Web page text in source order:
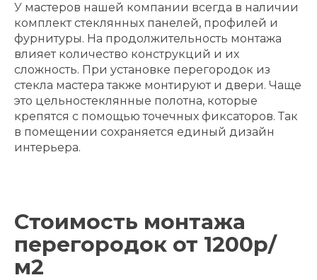
У мастеров нашей компании всегда в наличии
комплект стеклянных панелей, профилей и
фурнитуры. На продолжительность монтажа
влияет количество конструкций и их
сложность. При установке перегородок из
стекла мастера также монтируют и двери. Чаще
это цельностеклянные полотна, которые
крепятся с помощью точечных фиксаторов. Так
в помещении сохраняется единый дизайн
интерьера.
Стоимость монтажа
перегородок от 1200р/
м2